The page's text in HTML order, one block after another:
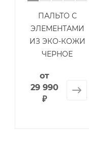
ПАЛЬТО С
ЭЛЕМЕНТАМИ
ИЗ ЭКО-КОЖИ
ЧЕРНОЕ
от
29 990
₽